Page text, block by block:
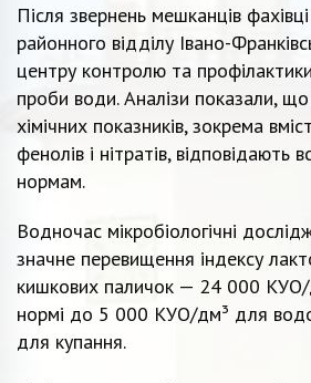
Після звернень мешканців
районного відділу Івано-
центру контролю та
проби води. Аналізи показали,
хімічних показників, зокрема
фенолів і нітратів, відповідають
нормам.
Водночас мікробіологічні
значне перевищення індексу
кишкових паличок — 24 000 КУО/
нормі до 5 000 КУО/дм³ для
для купання.